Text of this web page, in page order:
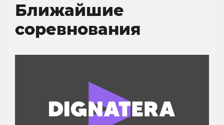
Ближайшие
соревнования